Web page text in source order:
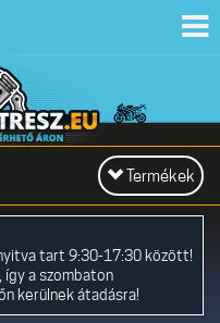
Toggle
navigation
Termékek
tart 9:30-17:30 között!
így a szombaton
kerülnek átadásra!